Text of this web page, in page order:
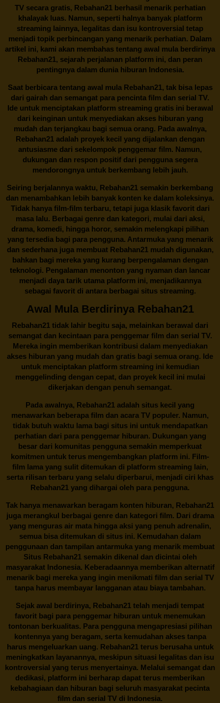
TV secara gratis, Rebahan21berhasil menarik perhatian
khalayak luas. Namun, seperti halnya banyak platform
streaming lainnya, legalitas dan isu kontroversial tetap
menjadi topik perbincangan yang menarik perhatian. Dalam
artikel ini, kami akan membahas tentang awal mula berdirinya
Rebahan21, sejarah perjalanan platform ini, dan peran
pentingnya dalam dunia hiburan Indonesia.
Saat berbicara tentang awal mula Rebahan21, tak bisa lepas
dari gairah dan semangat para pencinta film dan serial TV.
Ide untuk menciptakan platform streaming gratis ini berawal
dari keinginan untuk menyediakan akses hiburan yang
mudah dan terjangkau bagi semua orang. Pada awalnya,
Rebahan21 adalah proyek kecil yang dijalankan dengan
antusiasme dari sekelompok penggemar film. Namun,
dukungan dan respon positif dari pengguna segera
mendorongnya untuk berkembang lebih jauh.
Seiring berjalannya waktu, Rebahan21 semakin berkembang
dan menambahkan lebih banyak konten ke dalam koleksinya.
Tidak hanya film-film terbaru, tetapi juga klasik favorit dari
masa lalu. Berbagai genre dan kategori, mulai dari aksi,
drama, komedi, hingga horor, semakin melengkapi pilihan
yang tersedia bagi para pengguna. Antarmuka yang menarik
dan sederhana juga membuatRebahan21mudah digunakan,
bahkan bagi mereka yang kurang berpengalaman dengan
teknologi. Pengalaman menonton yang nyaman dan lancar
menjadi daya tarik utama platform ini, menjadikannya
sebagai favorit di antara berbagai situs streaming.
Awal Mula Berdirinya Rebahan21
Rebahan21 tidak lahir begitu saja, melainkan berawal dari
semangat dan kecintaan para penggemar film dan serial TV.
Mereka ingin memberikan kontribusi dalam menyediakan
akses hiburan yang mudah dan gratis bagi semua orang. Ide
untuk menciptakan platform streaming ini kemudian
menggelinding dengan cepat, dan proyek kecil ini mulai
dikerjakan dengan penuh semangat.
Pada awalnya, Rebahan21 adalah situs kecil yang
menawarkan beberapa film dan acara TV populer. Namun,
tidak butuh waktu lama bagi situs ini untuk mendapatkan
perhatian dari para penggemar hiburan. Dukungan yang
besar dari komunitas pengguna semakin memperkuat
komitmen untuk terus mengembangkan platform ini. Film-
film lama yang sulit ditemukan di platform streaming lain,
serta rilisan terbaru yang selalu diperbarui, menjadi ciri khas
Rebahan21 yang dihargai oleh para pengguna.
Tak hanya menawarkan beragam konten hiburan, Rebahan21
juga merangkul berbagai genre dan kategori film. Dari drama
yang menguras air mata hingga aksi yang penuh adrenalin,
semua bisa ditemukan di situs ini. Kemudahan dalam
penggunaan dan tampilan antarmuka yang menarik membuat
Situs Rebahan21semakin dikenal dan dicintai oleh
masyarakat Indonesia. Keberadaannya memberikan alternatif
menarik bagi mereka yang ingin menikmati film dan serial TV
tanpa harus membayar langganan atau biaya tambahan.
Sejak awal berdirinya, Rebahan21 telah menjadi tempat
favorit bagi para penggemar hiburan untuk menemukan
tontonan berkualitas. Para pengguna mengapresiasi pilihan
kontennya yang beragam, serta kemudahan akses tanpa
harus mengeluarkan uang. Rebahan21terus berusaha untuk
meningkatkan layanannya, meskipun situasi legalitas dan isu
kontroversial yang terus menyertainya. Melalui semangat dan
dedikasi, platform ini berharap dapat terus memberikan
kebahagiaan dan hiburan bagi seluruh masyarakat pecinta
film dan serial TV di Indonesia.